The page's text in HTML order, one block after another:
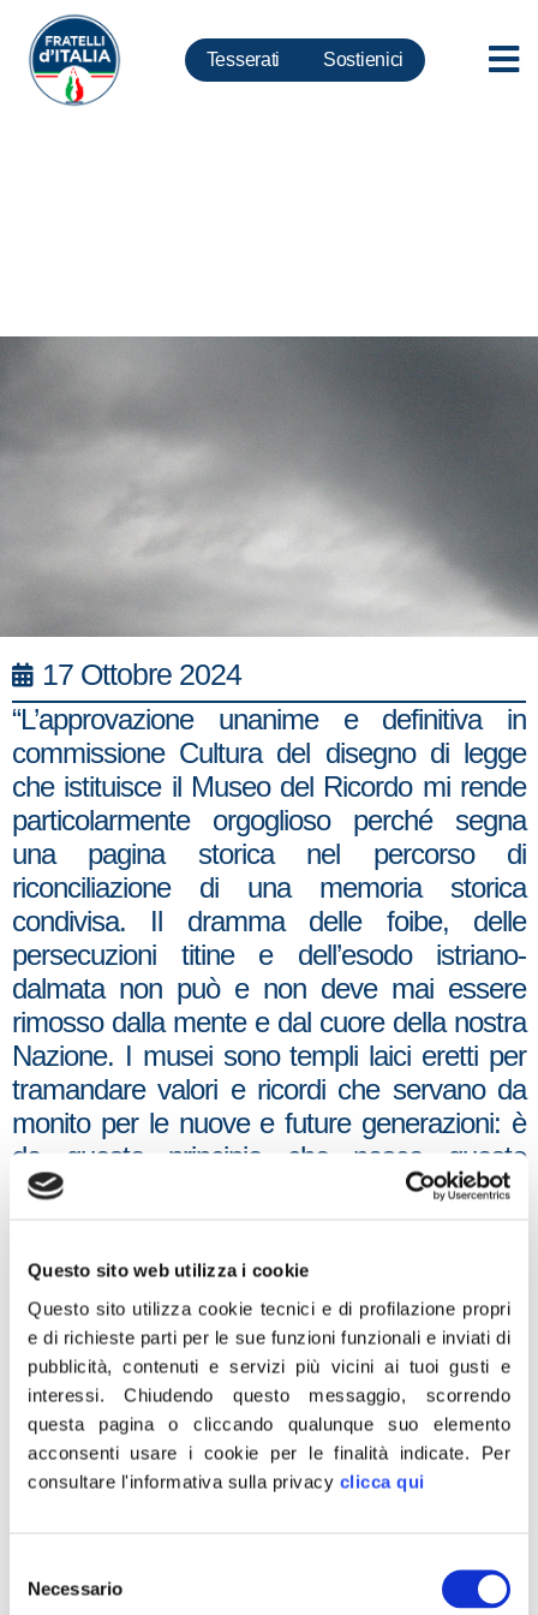
Questo sito web utilizza i cookie
Questo sito utilizza cookie tecnici e di profilazione propri
e di richieste parti per le sue funzioni funzionali e inviati di
pubblicità, contenuti e servizi più vicini ai tuoi gusti e
interessi.Chiudendo questo messaggio, scorrendo
questa pagina o cliccando qualunque suo elemento
acconsenti usare i cookie per le finalità indicate. Per
consultare l'informativa sulla privacy clicca qui
delNecessario
Tesserati Sostienici
17 Ottobre 2024
“L’approvazione unanime e definitiva in
commissione Cultura del disegno di legge
che istituisce il Museo del Ricordo mi rende
particolarmente orgoglioso perché segna
una pagina storica nel percorso di
riconciliazione di una memoria storica
condivisa. Il dramma delle foibe, delle
persecuzioni titine e dell’esodo istriano-
dalmata non può e non deve mai essere
rimosso dalla mente e dal cuore della nostra
Nazione. I musei sono templi laici eretti per
tramandare valori e ricordi che servano da
monito per le nuove e future generazioni: è
da questo principio che nasce questo
provvedimento, fortemente voluto dal
della legge istitutiva del Giorno del Ricordo.
È per noi un dovere morale ricordare quanto
accadde a partire dal 1943 nell’Istria, nella
Dalmazia e nella Venezia-Giulia a nostri
connazionali inermi, la cui unica colpa era
quella di essere italiani. Il fatto che tutte le
forze politiche in Parlamento abbiano votato
a favore di questa legge rappresenta una
capogruppo di Fratelli d’Italia in commissione